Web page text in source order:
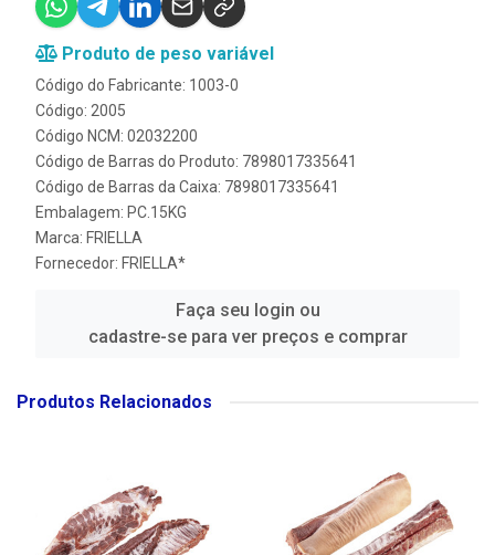
Produto de peso variável
Código do Fabricante: 1003-0
Código: 2005
Código NCM: 02032200
Código de Barras do Produto: 7898017335641
Código de Barras da Caixa: 7898017335641
Embalagem: PC.15KG
Marca: FRIELLA
Fornecedor: FRIELLA*
Faça seu login ou
cadastre-se para ver preços e comprar
Produtos Relacionados